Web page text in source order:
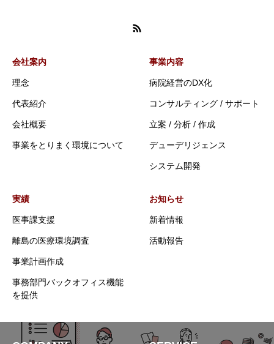
会社案内
理念
代表紹介
会社概要
事業をとりまく環境について
事業内容
病院経営のDX化
コンサルティング / サポート
立案 / 分析 / 作成
デューデリジェンス
システム開発
実績
医事課支援
離島の医療環境調査
事業計画作成
事務部門バックオフィス機能
を提供
お知らせ
新着情報
活動報告